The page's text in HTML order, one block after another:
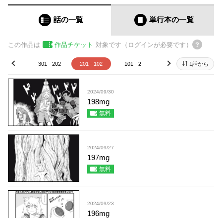
話の一覧 単行本の一覧
この作品は 作品チケット 対象です（ログインが必要です）
- 302 301 - 202 201 - 102 101 - 2
prev next 1話から
2024/09/30
198mg
無料
2024/09/27
197mg
無料
2024/09/23
196mg